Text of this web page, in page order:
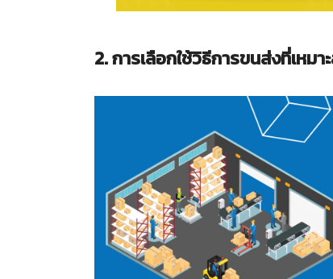
2. การเลือกใช้วิธีการขนส่งที่เหมา